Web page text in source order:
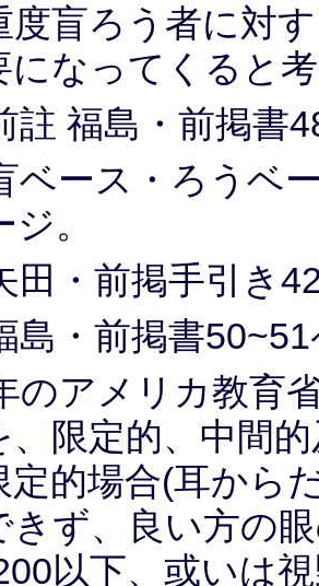
度盲ろう者に対
になってくると
註 福島・前掲書
ベース・ろうベ
。
田・前掲手引き
島・前掲書
のアメリカ教育
、限定的、中間
定的場合(耳から
きず、良い方の
以下、或いは